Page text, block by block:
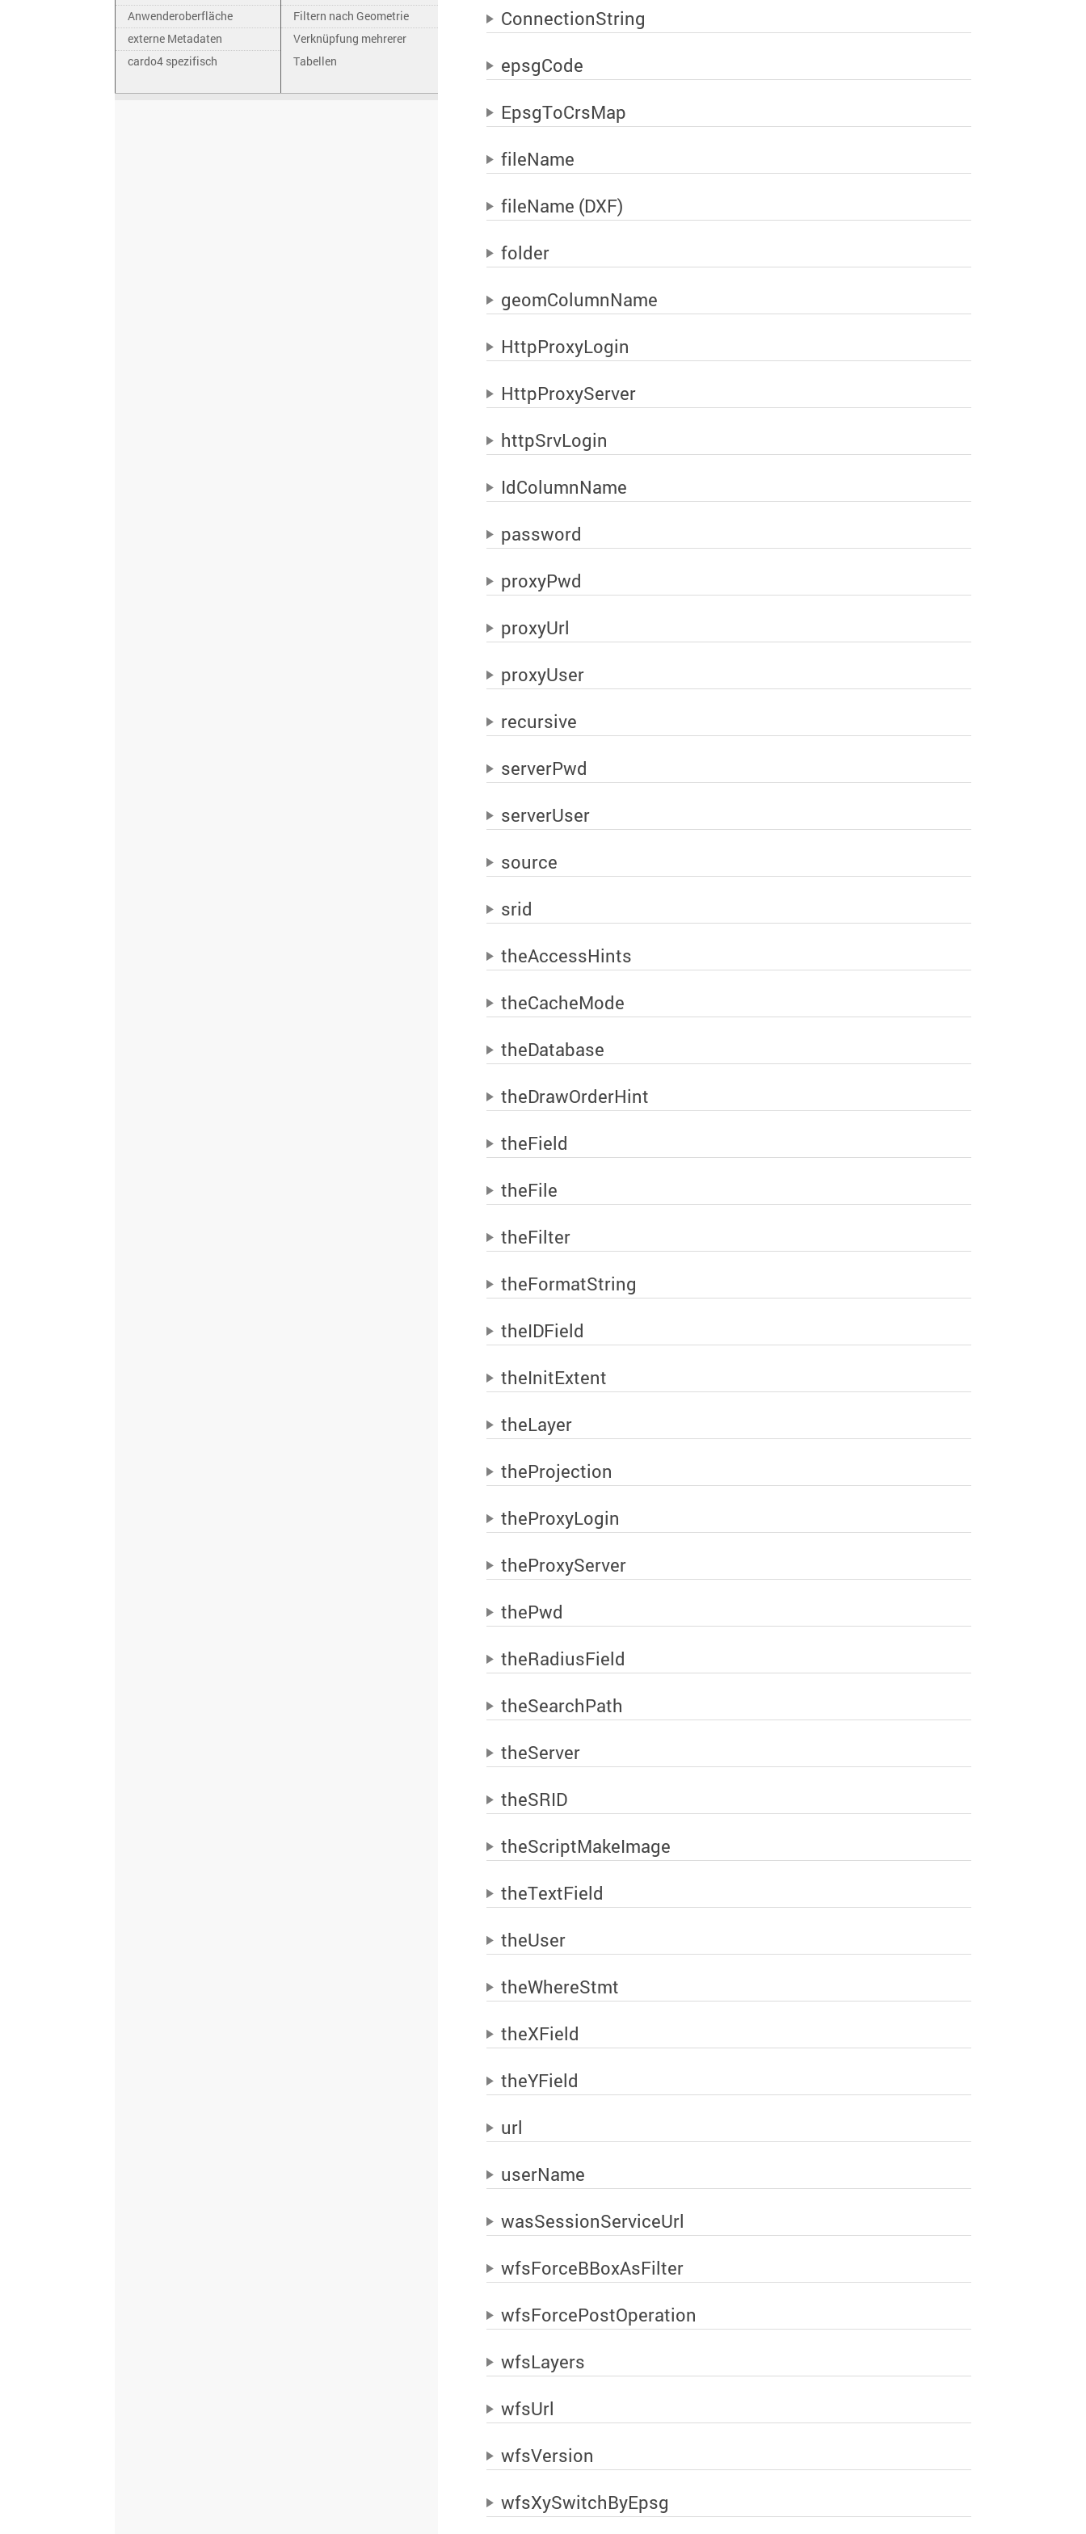
Anwenderoberfläche
externe Metadaten
cardo4 spezifisch
Filtern nach Geometrie
Verknüpfung mehrerer
Tabellen
ConnectionString
epsgCode
EpsgToCrsMap
fileName
fileName (DXF)
folder
geomColumnName
HttpProxyLogin
HttpProxyServer
httpSrvLogin
IdColumnName
password
proxyPwd
proxyUrl
proxyUser
recursive
serverPwd
serverUser
source
srid
theAccessHints
theCacheMode
theDatabase
theDrawOrderHint
theField
theFile
theFilter
theFormatString
theIDField
theInitExtent
theLayer
theProjection
theProxyLogin
theProxyServer
thePwd
theRadiusField
theSearchPath
theServer
theSRID
theScriptMakeImage
theTextField
theUser
theWhereStmt
theXField
theYField
url
userName
wasSessionServiceUrl
wfsForceBBoxAsFilter
wfsForcePostOperation
wfsLayers
wfsUrl
wfsVersion
wfsXySwitchByEpsg